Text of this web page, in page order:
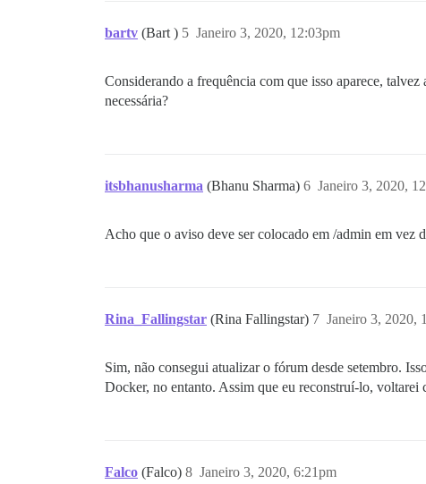
bartv (Bart ) Janeiro 3, 2020, 12:03pm
5
Considerando a frequência com que isso aparece,
necessária?
itsbhanusharma (Bhanu Sharma) Janeiro 3, 2020,
6
Acho que o aviso deve ser colocado em /admin em vez
Rina_Fallingstar (Rina Fallingstar) Janeiro 3, 2020,
7
Sim, não consegui atualizar o fórum desde setembro.
Docker, no entanto. Assim que eu reconstruí-lo,
Falco (Falco) Janeiro 3, 2020, 6:21pm
8